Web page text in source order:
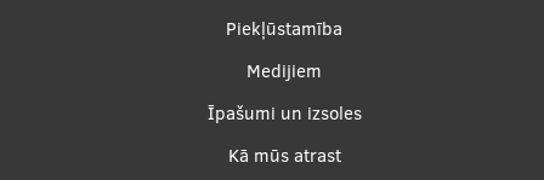
Piekļūstamība
Medijiem
Īpašumi un izsoles
Kā mūs atrast